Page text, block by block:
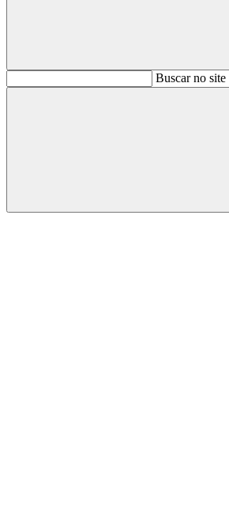
BuscarBuscar no site
Buscar